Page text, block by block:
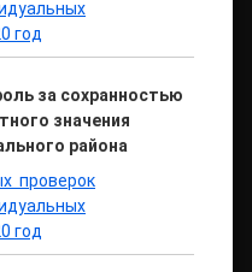
год
за сохранностью
значения
района
проверок
год